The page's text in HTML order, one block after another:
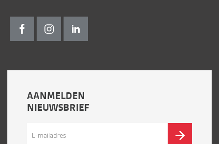
AANMELDEN
NIEUWSBRIEF